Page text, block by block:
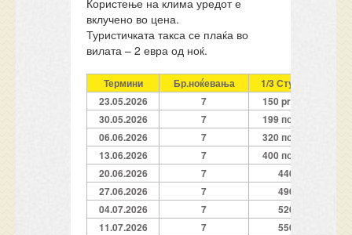
Користење на клима уредот е
вклучено во цена.
Туристичката такса се плаќа во
вилата – 2 евра од ноќ.
Термини Бр.ноќевања 1/3 Студио
23.05.2026
7 150 promo
30.05.2026
7
199 полно
06.06.2026
7
320 полно
13.06.2026
7
400 полно
20.06.2026
7 440
27.06.2026
7
490
04.07.2026
7
520
11.07.2026
7
550